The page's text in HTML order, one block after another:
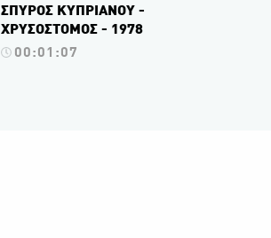
ΣΠΥΡΟΣ ΚΥΠΡΙΑΝΟΥ -
ΧΡΥΣΟΣΤΟΜΟΣ - 1978
00:01:07